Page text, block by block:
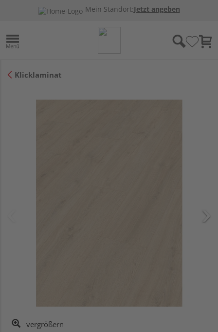
Mein Standort:Jetzt angeben
Klicklaminat
vergrößern